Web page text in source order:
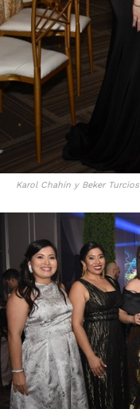
Karol Chahín y Beker Turcios